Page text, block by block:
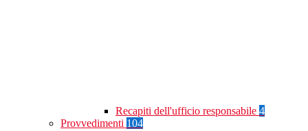
Recapiti dell'ufficio responsabile 4
Provvedimenti 104